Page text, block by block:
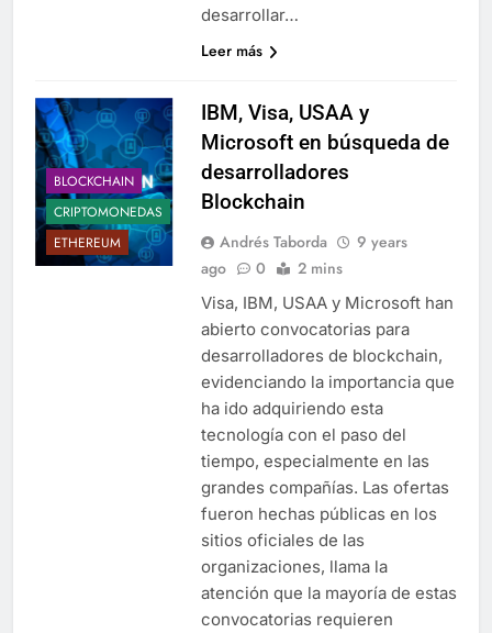
desarrollar…
Leer más
BLOCKCHAIN
CRIPTOMONEDAS
ETHEREUM
IBM, Visa, USAA y
Microsoft en búsqueda de
desarrolladores
Blockchain
Andrés Taborda
9 years
ago
0 2 mins
Visa, IBM, USAA y Microsoft han
abierto convocatorias para
desarrolladores de blockchain,
evidenciando la importancia que
ha ido adquiriendo esta
tecnología con el paso del
tiempo, especialmente en las
grandes compañías. Las ofertas
fueron hechas públicas en los
sitios oficiales de las
organizaciones, llama la
atención que la mayoría de estas
convocatorias requieren